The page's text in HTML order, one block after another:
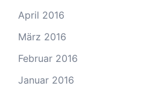
April 2016
März 2016
Februar 2016
Januar 2016